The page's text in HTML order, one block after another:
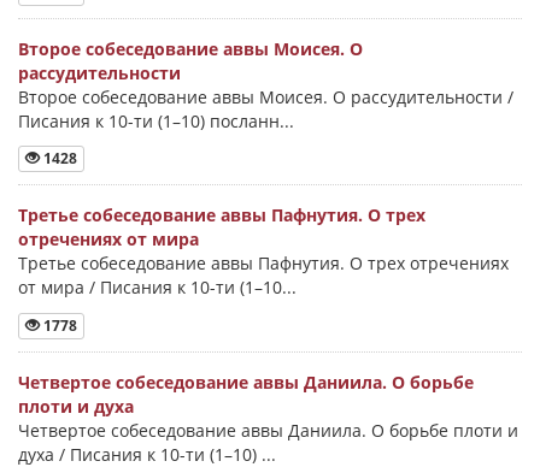
Второе собеседование аввы Моисея. О
рассудительности
Второе собеседование аввы Моисея. О рассудительности /
Писания к 10-ти (1–10) посланн...
1428
Третье собеседование аввы Пафнутия. О трех
отречениях от мира
Третье собеседование аввы Пафнутия. О трех отречениях
от мира / Писания к 10-ти (1–10...
1778
Четвертое собеседование аввы Даниила. О борьбе
плоти и духа
Четвертое собеседование аввы Даниила. О борьбе плоти и
духа / Писания к 10-ти (1–10) ...